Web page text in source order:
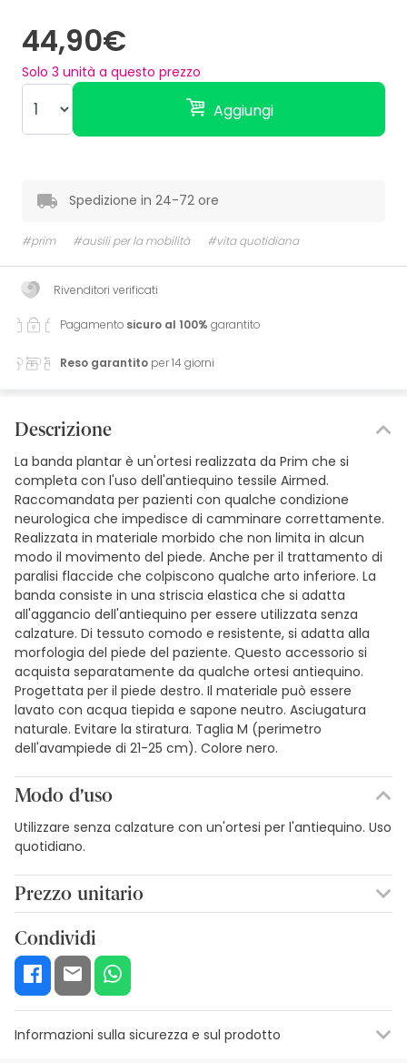
44,90€
Solo 3 unità a questo prezzo
Aggiungi
Spedizione in 24-72 ore
#prim #ausili per la mobilità #vita quotidiana
Rivenditori verificati
Pagamento sicuro al 100% garantito
Reso garantito per 14 giorni
Descrizione
La banda plantar è un'ortesi realizzata da Prim che si
completa con l'uso dell'antiequino tessile Airmed.
Raccomandata per pazienti con qualche condizione
neurologica che impedisce di camminare correttamente.
Realizzata in materiale morbido che non limita in alcun
modo il movimento del piede. Anche per il trattamento di
paralisi flaccide che colpiscono qualche arto inferiore. La
banda consiste in una striscia elastica che si adatta
all'aggancio dell'antiequino per essere utilizzata senza
calzature. Di tessuto comodo e resistente, si adatta alla
morfologia del piede del paziente. Questo accessorio si
acquista separatamente da qualche ortesi antiequino.
Progettata per il piede destro. Il materiale può essere
lavato con acqua tiepida e sapone neutro. Asciugatura
naturale. Evitare la stiratura. Taglia M (perimetro
dell'avampiede di 21-25 cm). Colore nero.
Modo d’uso
Utilizzare senza calzature con un'ortesi per l'antiequino. Uso
quotidiano.
Prezzo unitario
Condividi
Informazioni sulla sicurezza e sul prodotto